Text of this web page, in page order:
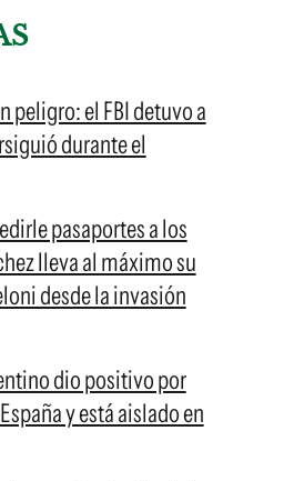
peligro: el FBI detuvo a
durante el
pasaportes a los
lleva al máximo su
desde la invasión
dio positivo por
y está aislado en